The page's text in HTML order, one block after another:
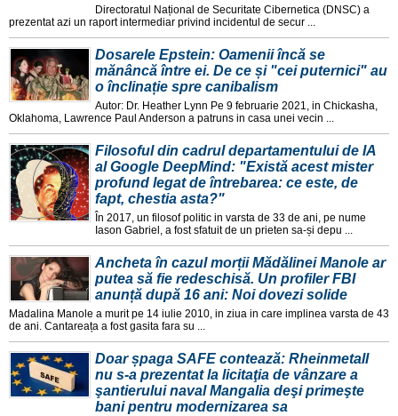
Directoratul Național de Securitate Cibernetica (DNSC) a
prezentat azi un raport intermediar privind incidentul de secur ...
Dosarele Epstein: Oamenii încă se
mănâncă între ei. De ce și "cei puternici" au
o înclinație spre canibalism
Autor: Dr. Heather Lynn Pe 9 februarie 2021, in Chickasha,
Oklahoma, Lawrence Paul Anderson a patruns in casa unei vecin ...
Filosoful din cadrul departamentului de IA
al Google DeepMind: "Există acest mister
profund legat de întrebarea: ce este, de
fapt, chestia asta?"
În 2017, un filosof politic in varsta de 33 de ani, pe nume
Iason Gabriel, a fost sfatuit de un prieten sa-și depu ...
Ancheta în cazul morții Mădălinei Manole ar
putea să fie redeschisă. Un profiler FBI
anunță după 16 ani: Noi dovezi solide
Madalina Manole a murit pe 14 iulie 2010, in ziua in care implinea varsta de 43
de ani. Cantareața a fost gasita fara su ...
Doar șpaga SAFE contează: Rheinmetall
nu s-a prezentat la licitaţia de vânzare a
şantierului naval Mangalia deşi primeşte
bani pentru modernizarea sa